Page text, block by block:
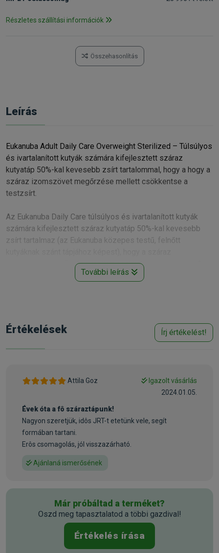
Részletes szállítási információk
Összehasonlítás
Leírás
Eukanuba Adult Daily Care Overweight Sterilized – Túlsúlyos
és ivartalanított kutyák számára kifejlesztett száraz
kutyatáp 50%-kal kevesebb zsírt tartalommal, hogy a hogy a
száraz izomszövet megőrzése mellett csökkentse a
testzsírt.
Az Eukanuba Daily Care túlsúlyos és ivartalanított kutyák
számára kifejlesztett száraz kutyatáp 50%-kal kevesebb
zsírt tartalmaz (az Eukanuba közepes testű, felnőtt
izomszövet megőrzése mellett csökkentse a testzsírt. A
hozzáadott L-karnitinnak köszönhetően még jobban
egészséges ízületek és az ízületi mozgékonyság
megőrzésével lehetővé teszik, hogy a kutyák aktív életet
élhessenek. A száraz táp természetes omega-6 és omega-
egyedülálló DentaDefense technológiával együtt tisztán és
egészségesen tartja a fogakat. Az Eukanuba Daily Care
túlsúlyos és ivartalanított kutyák számára kifejlesztett
száraz kutyatáp friss csirkehúst tartalmaz, így támogatva a
sovány és erős izmokat. A prebiotikumok és a répapép
testre szabott rostkeveréke az egészséges emésztést is
fajtájú felnőtt kutya számára ideális.
jellemzői:
Természetes omega-6 és omega-3 források az egészséges bőrért
és szőrzetért
A különleges formájú falatok és az egyedi DentaDefense
gondoskodnak a fogak tisztán tartásáról és egészségéről
Friss csirkehúst tartalmaz, így támogatja a száraz izomzatot
További leírás
Értékelések Írj értékelést!
Már próbáltad a terméket?
Oszd meg tapasztalatod a többi gazdival!
Értékelés írása
Attila Goz
Igazolt vásárlás
2024.01.05.
Évek óta a fô száraztápunk!
Nagyon szeretjük, idôs JRT-t etetünk vele, segít
formában tartani.
Erôs csomagolás, jól visszazárható.
Ajánlaná ismerősének